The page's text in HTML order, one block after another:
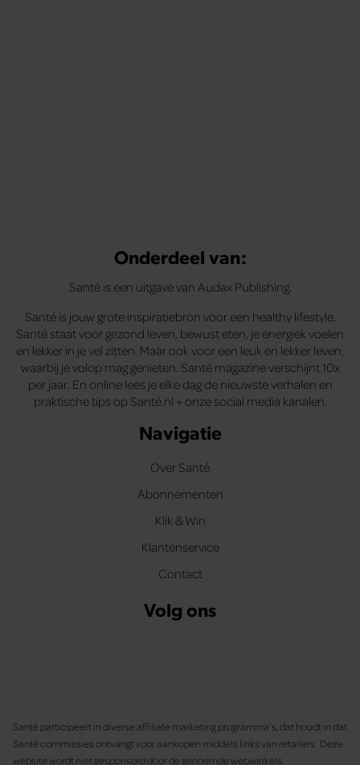
Onderdeel van:
Santé is een uitgave van Audax Publishing.
Santé is jouw grote inspiratiebron voor een healthy lifestyle.
Santé staat voor gezond leven, bewust eten, je energiek voelen
en lekker in je vel zitten. Maar ook voor een leuk en lekker leven,
waarbij je volop mag genieten. Santé magazine verschijnt 10x
per jaar. En online lees je elke dag de nieuwste verhalen en
praktische tips op Santé.nl + onze social media kanalen.
Navigatie
Over Santé
Abonnementen
Klik & Win
Klantenservice
Contact
Volg ons
Santé participeert in diverse affiliate marketing programma’s, dat houdt in dat
Santé commissies ontvangt voor aankopen middels links van retailers. Deze
website wordt niet gesponsord door de genoemde webwinkels.